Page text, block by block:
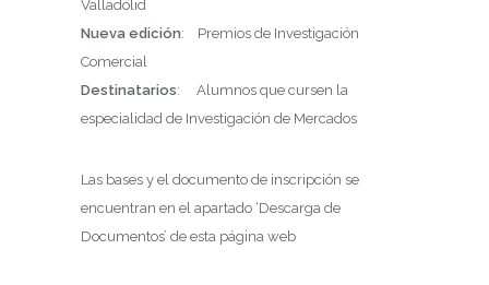
Valladolid
Nueva edición:
Premios de Investigación
Comercial
Destinatarios:
Alumnos que cursen la
especialidad de Investigación de Mercados
Las bases y el documento de inscripción se
encuentran en el apartado ‘Descarga de
Documentos’ de esta página web